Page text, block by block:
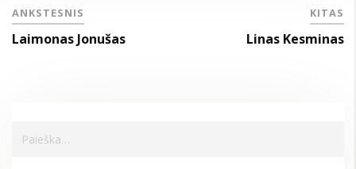
ANKSTESNIS
Laimonas Jonušas
KITAS
Linas Kesminas